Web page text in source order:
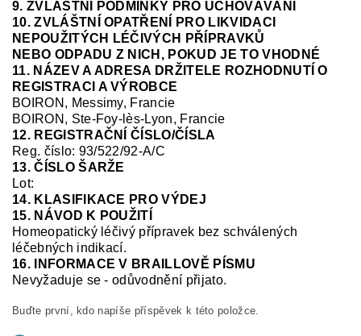
9. ZVLÁŠTNÍ PODMÍNKY PRO UCHOVÁVÁNÍ
10. ZVLÁŠTNÍ OPATŘENÍ PRO LIKVIDACI
NEPOUŽITÝCH LÉČIVÝCH PŘÍPRAVKŮ
NEBO ODPADU Z NICH, POKUD JE TO VHODNÉ
11. NÁZEV A ADRESA DRŽITELE ROZHODNUTÍ O
REGISTRACI A VÝROBCE
BOIRON, Messimy, Francie
BOIRON, Ste-Foy- lès-Lyon, Francie
12. REGISTRAČNÍ ČÍSLO/ČÍSLA
Reg. číslo: 93/522/92-A/C
13. ČÍSLO ŠARŽE
Lot:
14. KLASIFIKACE PRO VÝDEJ
15. NÁVOD K POUŽITÍ
Homeopatický léčivý přípravek bez schválených
léčebných indikací.
16. INFORMACE V BRAILLOVĚ PÍSMU
Nevyžaduje se-odůvodnění přijato.
Buďte první, kdo napíše příspěvek k této položce.